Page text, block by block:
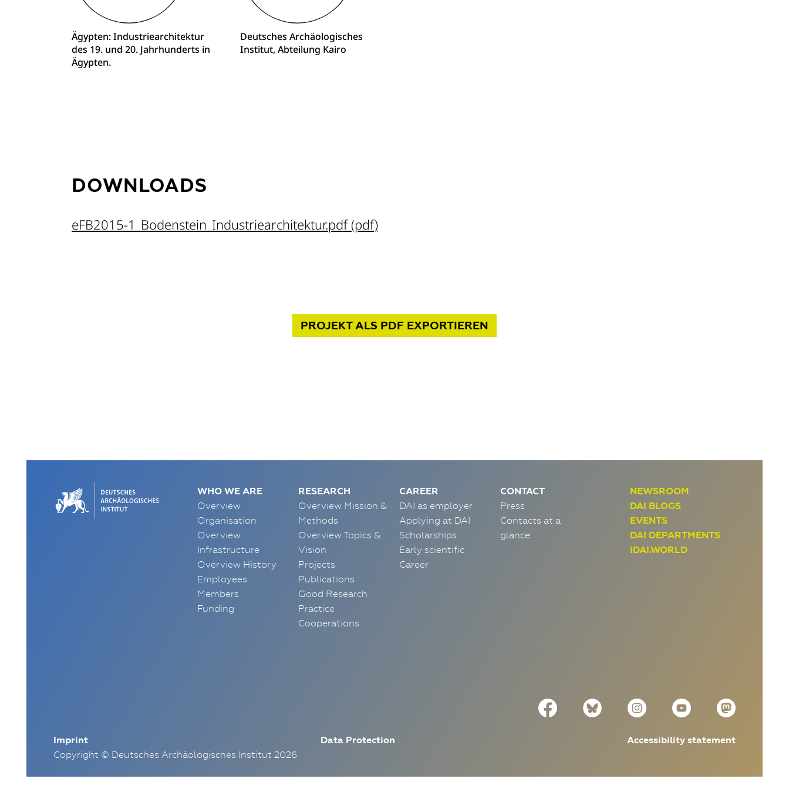
Ägypten: Industriearchitektur
des 19. und 20. Jahrhunderts in
Ägypten.
Deutsches Archäologisches
Institut, Abteilung Kairo
DOWNLOADS
eFB2015-1_Bodenstein_Industriearchitektur.pdf (pdf)
PROJEKTALS PDF EXPORTIEREN
NEWSROOM
DAI BLOGS
EVENTS
DAI DEPARTMENTS
IDAI.WORLD
WHO WE ARE
Overview
Organisation
Overview
Infrastructure
Overview History
Employees
Members
Funding
RESEARCH
Overview Mission &
Methods
Overview Topics &
Vision
Projects
Publications
Good Research
Practice
Cooperations
CAREER
DAI as employer
Applying at DAI
Scholarships
Early scientific
Career
CONTACT
Press
Contacts at a
glance
Imprint Data Protection Accessibility statement
Copyright © Deutsches Archäologisches Institut 2026